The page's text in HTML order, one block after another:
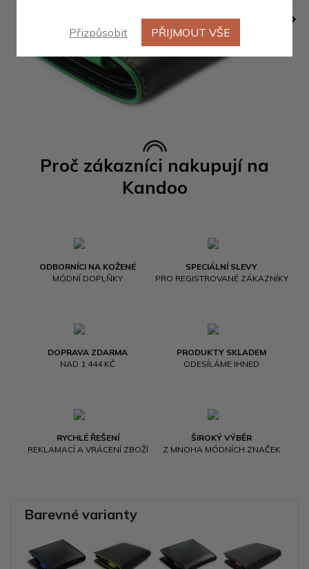
Proč zákazníci nakupují na
Kandoo
ODBORNÍCI NA KOŽENÉ
MÓDNÍ DOPLŇKY
SPECIÁLNÍ SLEVY
PRO REGISTROVANÉ ZÁKAZNÍKY
DOPRAVA ZDARMA
NAD 1 444 KČ
PRODUKTY SKLADEM
ODESÍLÁME IHNED
RYCHLÉ ŘEŠENÍ
REKLAMACÍ A VRÁCENÍ ZBOŽÍ
ŠIROKÝ VÝBĚR
Z MNOHA MÓDNÍCH ZNAČEK
Barevné varianty
Přizpůsobit PŘIJMOUT VŠE